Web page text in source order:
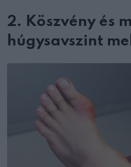
2. Köszvény és
húgysavszint